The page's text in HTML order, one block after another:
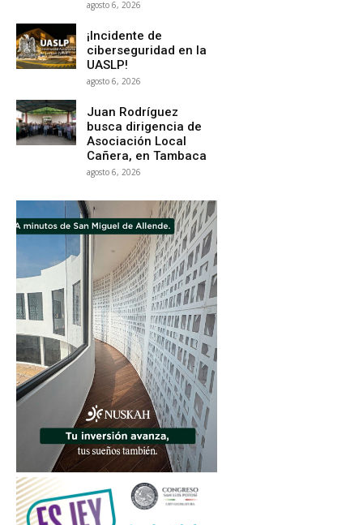
agosto 6, 2026
¡Incidente de
ciberseguridad en la
UASLP!
agosto 6, 2026
Juan Rodríguez
busca dirigencia de
Asociación Local
Cañera, en Tambaca
agosto 6, 2026